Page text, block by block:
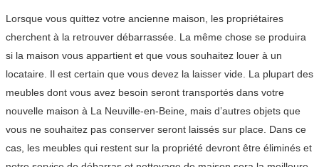
Lorsque vous quittez votre ancienne maison, les propriétaires
cherchent à la retrouver débarrassée. La même chose se produira
si la maison vous appartient et que vous souhaitez louer à un
locataire. Il est certain que vous devez la laisser vide. La plupart des
meubles dont vous avez besoin seront transportés dans votre
nouvelle maison à La Neuville-en-Beine, mais d’autres objets que
vous ne souhaitez pas conserver seront laissés sur place. Dans ce
cas, les meubles qui restent sur la propriété devront être éliminés et